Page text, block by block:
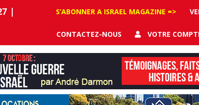
|
S’ABONNER A ISRAEL MAGAZINE =>
CONTACTEZ-NOUS VOTRE